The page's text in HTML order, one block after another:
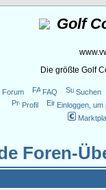
Golf
Die größte Golf
Forum FAQ
Suchen
Profil
Einloggen,
Foren-